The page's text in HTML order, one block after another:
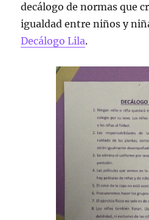
decálogo de normas que
igualdad entre niños y
Decálogo Lila.